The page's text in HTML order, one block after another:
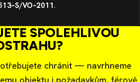
VO‑2011.
SPOLEHLIVOU
chránit — navrhneme
objektu i požadavkům, férově